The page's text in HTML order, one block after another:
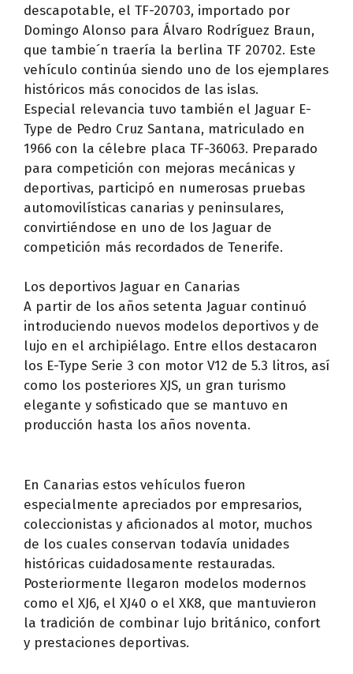
descapotable, el TF-20703, importado por
Domingo Alonso para Álvaro Rodríguez Braun,
que tambie´n traería la berlina TF 20702. Este
vehículo continúa siendo uno de los ejemplares
históricos más conocidos de las islas.
Especial relevancia tuvo también el Jaguar E-
Type de Pedro Cruz Santana, matriculado en
1966 con la célebre placa TF-36063. Preparado
para competición con mejoras mecánicas y
deportivas, participó en numerosas pruebas
automovilísticas canarias y peninsulares,
convirtiéndose en uno de los Jaguar de
competición más recordados de Tenerife.
Los deportivos Jaguar en Canarias
A partir de los años setenta Jaguar continuó
introduciendo nuevos modelos deportivos y de
lujo en el archipiélago. Entre ellos destacaron
los E-Type Serie 3 con motor V12 de 5.3 litros, así
como los posteriores XJS, un gran turismo
elegante y sofisticado que se mantuvo en
producción hasta los años noventa.
En Canarias estos vehículos fueron
especialmente apreciados por empresarios,
coleccionistas y aficionados al motor, muchos
de los cuales conservan todavía unidades
históricas cuidadosamente restauradas.
Posteriormente llegaron modelos modernos
como el XJ6, el XJ40 o el XK8, que mantuvieron
la tradición de combinar lujo británico, confort
y prestaciones deportivas.